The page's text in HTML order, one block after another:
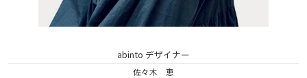
abinto デザイナー
佐々木 恵